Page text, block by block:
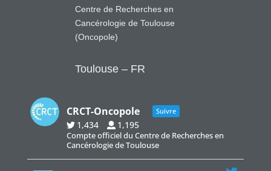
Centre de Recherches en
Cancérologie de Toulouse
(Oncopole)
Toulouse – FR
CRCT-Oncopole Suivre
1,434 1,195
Compte officiel du Centre de Recherches en
Cancérologie de Toulouse